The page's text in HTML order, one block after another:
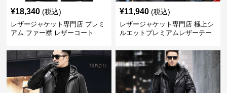
¥18,340 (税込)
レザージャケット専門店 プレミ
アム ファー襟 レザーコート
¥11,940 (税込)
レザージャケット専門店 極上シ
ルエットプレミアムレザーテー